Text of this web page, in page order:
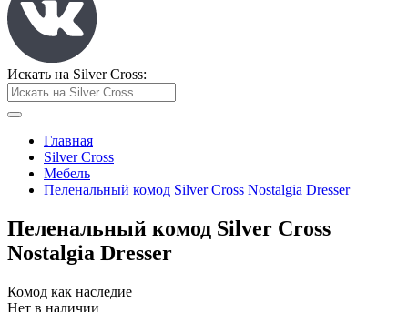
Искать на Silver Cross:
Главная
Silver Cross
Мебель
Пеленальный комод Silver Cross Nostalgia Dresser
Пеленальный комод Silver Cross
Nostalgia Dresser
Комод как наследие
Нет в наличии